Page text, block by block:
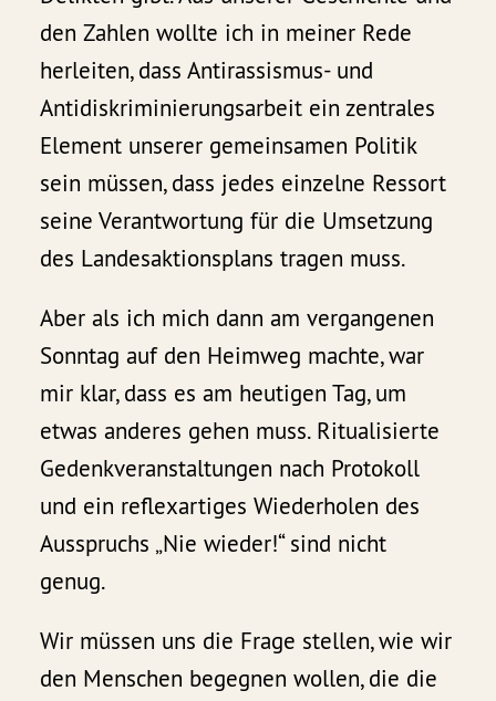
den Zahlen wollte ich in meiner Rede
herleiten, dass Antirassismus- und
Antidiskriminierungsarbeit ein zentrales
Element unserer gemeinsamen Politik
sein müssen, dass jedes einzelne Ressort
seine Verantwortung für die Umsetzung
des Landesaktionsplans tragen muss.
Aber als ich mich dann am vergangenen
Sonntag auf den Heimweg machte, war
mir klar, dass es am heutigen Tag, um
etwas anderes gehen muss. Ritualisierte
Gedenkveranstaltungen nach Protokoll
und ein reflexartiges Wiederholen des
Ausspruchs „Nie wieder!“ sind nicht
genug.
Wir müssen uns die Frage stellen, wie wir
den Menschen begegnen wollen, die die